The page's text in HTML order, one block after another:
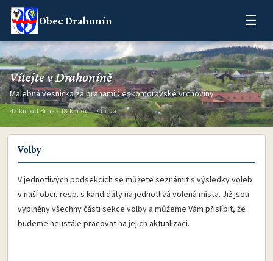
Obec Drahonín ☰
Vítejte v Drahoníně
Malebná vesnička za branami Českomoravské vrchoviny
42 km od Brna · 18 km od Tišnova
Volby
V jednotlivých podsekcích se můžete seznámit s výsledky voleb
v naší obci, resp. s kandidáty na jednotlivá volená místa. Již jsou
vyplněny všechny části sekce volby a můžeme Vám přislíbit, že
budeme neustále pracovat na jejich aktualizaci.